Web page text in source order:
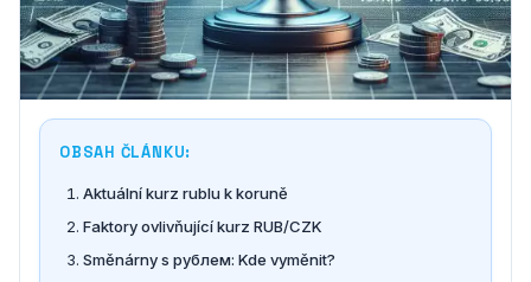
OBSAH ČLÁNKU:
Aktuální kurz rublu k koruně
Faktory ovlivňující kurz RUB/CZK
Směnárny s рублем: Kde vyměnit?